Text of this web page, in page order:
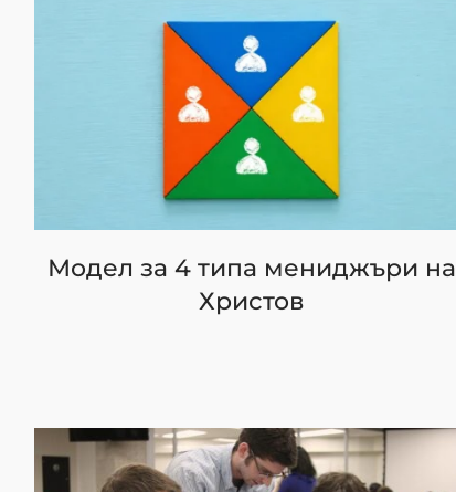
Модел за 4 типа мениджъри на
Христов